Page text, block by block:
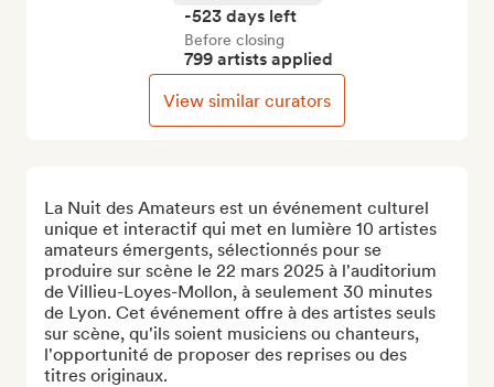
La Nuit des Amateurs est un événement culturel
unique et interactif qui met en lumière 10 artistes
amateurs émergents, sélectionnés pour se
produire sur scène le 22 mars 2025 à l'auditorium
de Villieu-Loyes-Mollon, à seulement 30 minutes
de Lyon. Cet événement offre à des artistes seuls
sur scène, qu'ils soient musiciens ou chanteurs,
l'opportunité de proposer des reprises ou des
titres originaux.
-523 days left
Before closing
799 artists applied
View similar curators